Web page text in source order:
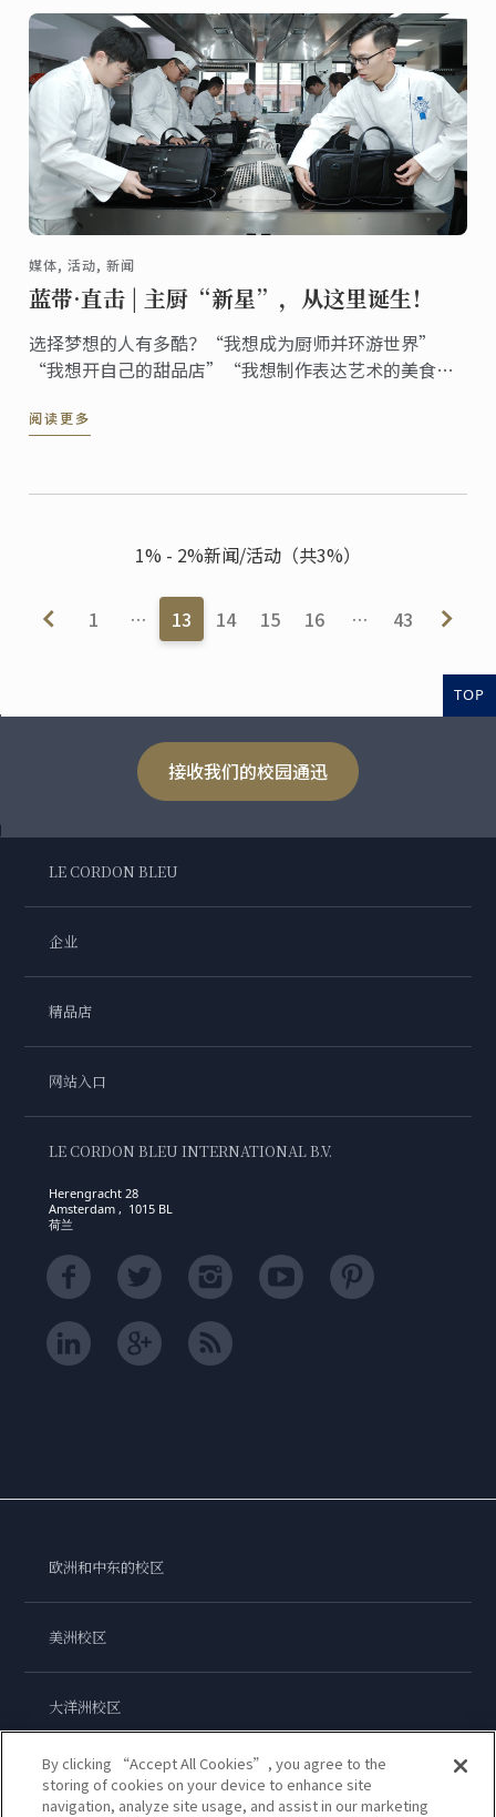
媒体, 活动, 新闻
蓝带·直击 | 主厨“新星”，从这里诞生！
选择梦想的人有多酷？“我想成为厨师并环游世界”
“我想开自己的甜品店”“我想制作表达艺术的美食”
在从蓝带出发！
阅读更多
1% - 2%新闻/活动（共3%）
1 … 13 14 15 16 … 43
TOP
接收我们的校园通迅
LE CORDON BLEU
企业
精品店
网站入口
LE CORDON BLEU INTERNATIONAL B.V.
Herengracht 28
Amsterdam , 1015 BL
荷兰
欧洲和中东的校区
美洲校区
大洋洲校区
亚洲校区
By clicking “Accept All Cookies”, you agree to the
storing of cookies on your device to enhance site
navigation, analyze site usage, and assist in our marketing